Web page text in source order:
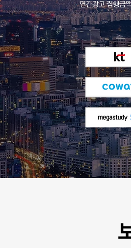
연간광고 집행금